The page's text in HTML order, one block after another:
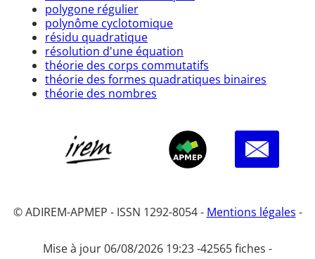
polygone régulier
polynôme cyclotomique
résidu quadratique
résolution d'une équation
théorie des corps commutatifs
théorie des formes quadratiques binaires
théorie des nombres
© ADIREM-APMEP - ISSN 1292-8054 - Mentions légales -
Mise à jour 06/08/2026 19:23 -42565 fiches -